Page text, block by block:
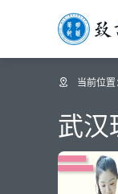
当前位置：
武汉